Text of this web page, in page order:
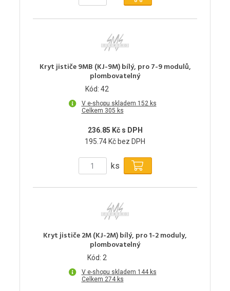
Kryt jističe 9MB (KJ-9M) bílý, pro 7-9 modulů,
plombovatelný
Kód: 42
V e-shopu skladem 152 ks
Celkem 305 ks
236.85 Kč s DPH
195.74 Kč bez DPH
ks
Kryt jističe 2M (KJ-2M) bílý, pro 1-2 moduly,
plombovatelný
Kód: 2
V e-shopu skladem 144 ks
Celkem 274 ks